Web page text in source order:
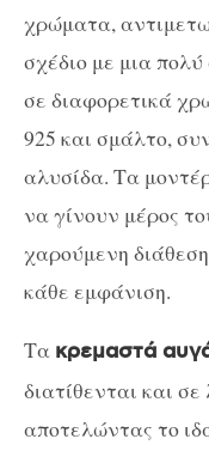
χρώματα,
σχέδιο με μια
σε διαφορετικά
925 και σμάλτο,
αλυσίδα. Τα
να γίνουν μέρος
χαρούμενη
κάθε εμφάνιση.
Τα κρεμαστά
διατίθενται και
αποτελώντας το